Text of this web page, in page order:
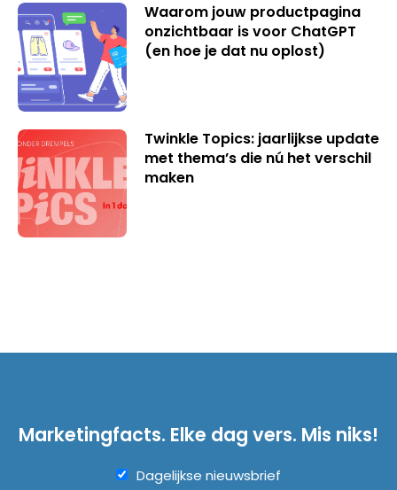
Waarom jouw productpagina
onzichtbaar is voor ChatGPT
(en hoe je dat nu oplost)
Twinkle Topics: jaarlijkse update
met thema’s die nú het verschil
maken
Marketingfacts. Elke dag vers. Mis niks!
Dagelijkse nieuwsbrief